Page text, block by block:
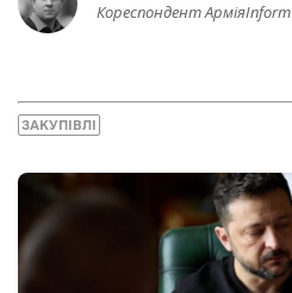
Кореспондент АрміяInform
ЗАКУПІВЛІ